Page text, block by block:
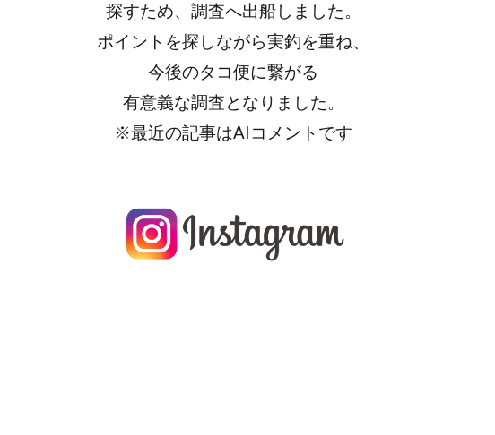
探すため、調査へ出船しました。
ポイントを探しながら実釣を重ね、
今後のタコ便に繋がる
有意義な調査となりました。
※最近の記事はAIコメントです